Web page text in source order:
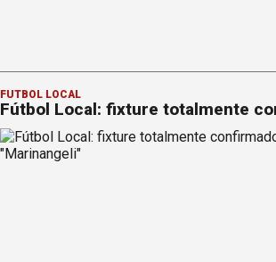
FÚTBOL LOCAL
Fútbol Local: fixture totalmente